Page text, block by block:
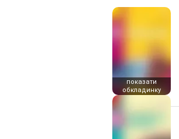
показати
обкладинку